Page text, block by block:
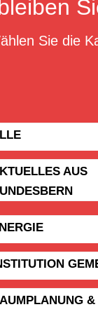
Sie die
AUS
&